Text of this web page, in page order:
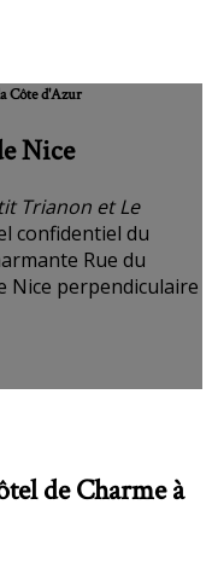
Côte d'Azur
Nice
Trianon et Le
confidentiel du
Rue du
Nice perpendiculaire
de Charme à